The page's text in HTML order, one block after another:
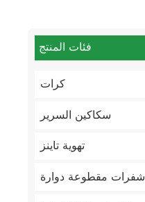
فئات المنتج
كرات
سكاكين السرير
تهوية تاينز
شفرات مقطوعة دوارة